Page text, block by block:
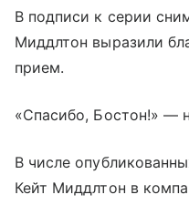
В подписи к серии
Миддлтон выразили
прием.
«Спасибо, Бостон!» —
В числе
Кейт Миддлтон в